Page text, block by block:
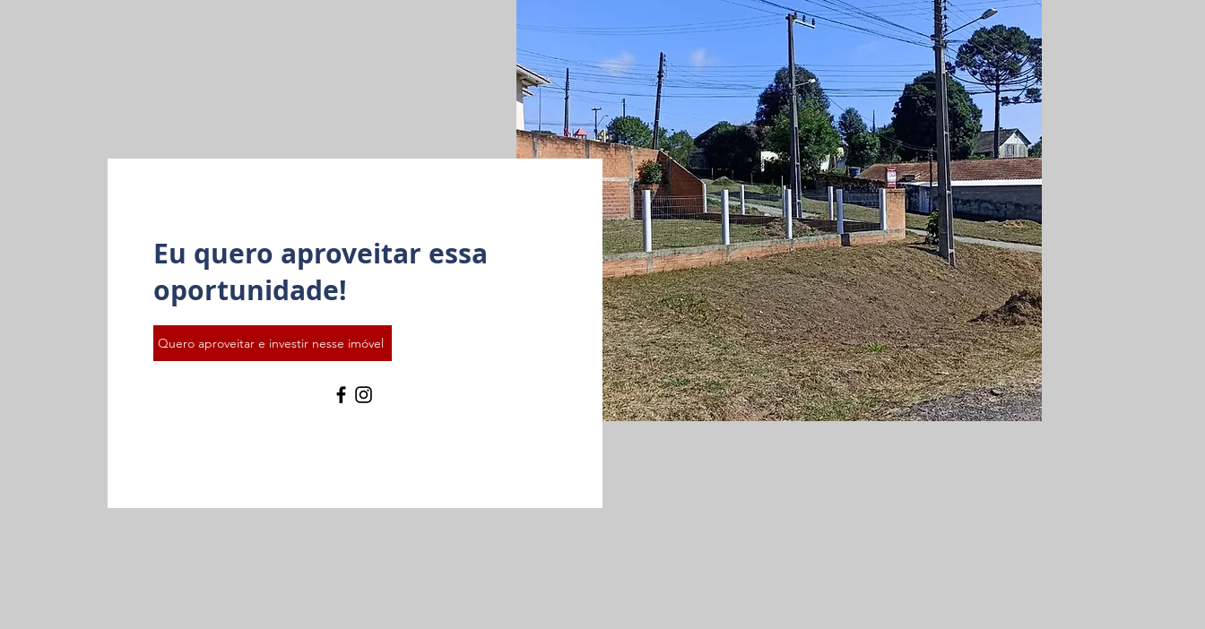
Eu quero aproveitar essa
oportunidade!
Quero aproveitar e investir nesse imóvel